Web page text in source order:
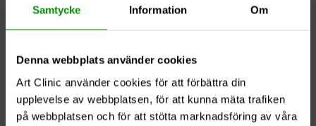
Samtycke Information Om
Denna webbplats använder cookies
Art Clinic använder cookies för att förbättra din
upplevelse av webbplatsen, för att kunna mäta trafiken
på webbplatsen och för att stötta marknadsföring av våra